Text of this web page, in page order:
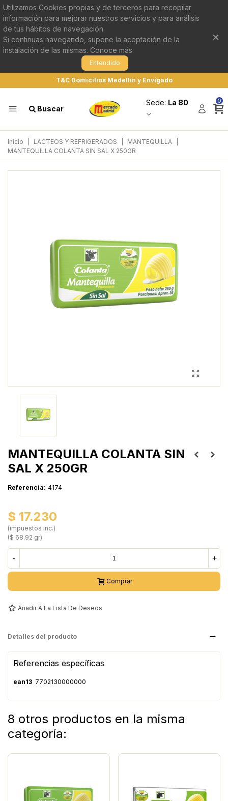
Utilizamos Cookies propias y de terceros para recopilar
información para mejorar nuestros servicios y para análisis
de tus hábitos de navegación.
Si continuas navegando, supone la aceptación de la
instalación de las mismas. Conoce más
Entendido
×
T&C Domicilios Medellín y Envigado
Buscar
Sede: La 80 0
Inicio LACTEOS Y REFRIGERADOS MANTEQUILLA
MANTEQUILLA COLANTA SIN SAL X 250GR
MANTEQUILLA COLANTA SIN
SAL X 250GR
Referencia: 4174
$ 17.230
(impuestos inc.)
($ 68.92 gr)
- +
Comprar
Añadir A La Lista De Deseos
Detalles del producto
Referencias específicas
ean13 7702130000000
8 otros productos en la misma
categoría: